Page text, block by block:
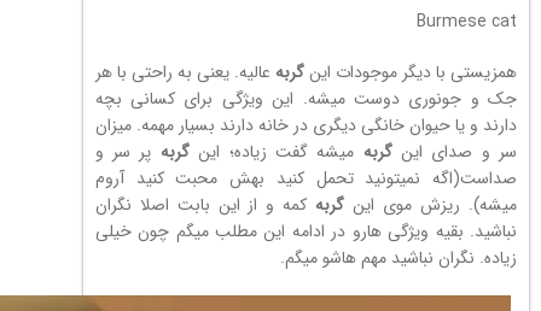
Burmese cat
همزیستی با دیگر موجودات اینگربه عالیه. یعنی به راحتی با هر
جک و جونوری دوست میشه. این ویژگی برای کسانی بچه
دارند و یا حیوان خانگی دیگری در خانه دارند بسیار مهمه. میزان
سر و صدای اینگربه میشه گفت زیاده؛ اینگربه پر سر و
صداست(اگه نمیتونید تحمل کنید بهش محبت کنید آروم
میشه). ریزش موی این گربه کمه و از این بابت اصلا نگران
نباشید. بقیه ویژگی هارو در ادامه این مطلب میگم چون خیلی
زیاده. نگران نباشید مهم هاشو میگم.